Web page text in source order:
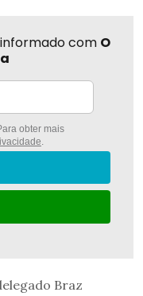
com O
obter mais
.
Braz